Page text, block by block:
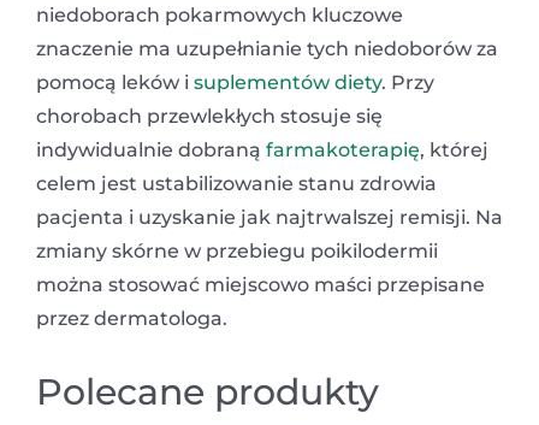
niedoborach pokarmowych kluczowe
znaczenie ma uzupełnianie tych niedoborów za
pomocą leków i suplementów diety. Przy
chorobach przewlekłych stosuje się
indywidualnie dobraną farmakoterapię, której
celem jest ustabilizowanie stanu zdrowia
pacjenta i uzyskanie jak najtrwalszej remisji. Na
zmiany skórne w przebiegu poikilodermii
można stosować miejscowo maści przepisane
przez dermatologa.
Polecane produkty